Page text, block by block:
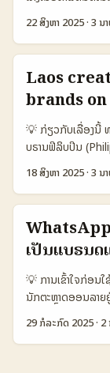
ຕ່ຳສຳລັບຜູ້ປະກອບກ
WhatsApp
WhatsApp
Travel Bloggers
1.200.000
Avg
cost per
1.200 USD ⚙️
sales Brand
ຕາຕະລາງສະແດງວ່
audience ທີ່ຫຼາຍນ້ອ
branded
ແຂງແຮງໃນ South
ແລະຊ່ວຍເຮັດວຽກໄ
ສະດວກ, ແລະການສົ່
ເນື້ອຫາເປັນຂໍ້ອ່ານ:
ສຳລັບຮັບຂໍ້ຄວາມຈ
ທີ່ບຣານໃຊ້ເພື່ອສົ່ງ
African). ສໍາລັບຜູ້ສ້
WhatsApp ແມ່ນກ
ຕາຕະລາງ Data
LinkedIn) 🧩
Monthly Reach
response rate
48 ຊົ່ວໂມງ 24 ຊົ່ວ
briefs Formal
discovery 💰
ຕາຕະລາງນີ້ແມ່ນການ
ປະກອບເປັນການປະ
22 ສິງຫາ 2025·3 ນ
Laos
brands
💡 ກ່ຽວກັບເລື່ອງນີ້
ບຣານຟິລິບປິນ
exclusive
ກຳລັງເປັນທາງເລືອ
ຕະຫຼາດ 2025,
WhatsApp ໃນ
ບຣານສາມາດປະຕິບັ
ວ່າ WhatsApp ມີສ
WhatsApp ມີຜູ້ໃ
2025) — ນີ້ແມ່ນຫຼາ
ແລະ ອິນໂດເນຊັຍ
ສາມາດໃຊ້ຄວາມຮູ້ນີ້
18 ສິງຫາ 2025·3 ນ
ເປັນແບຣນ
💡 ການເຂົ້າໃຈກ່ອນ
ນັກຕະຫຼາດອອນລາຍ
ໃນນະຄອນແມັກດອ
WhatsApp ແມ່ນແ
ຄອນແມັກດອນຽກາ
29 ກໍລະກົດ 2025· 2